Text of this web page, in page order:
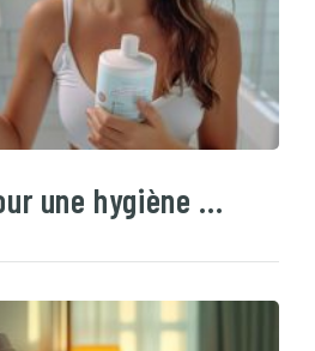
une hygiène …